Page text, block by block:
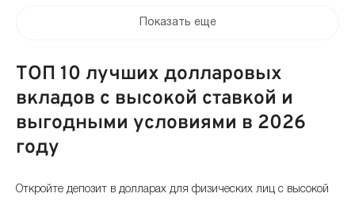
Показать еще
ТОП 10 лучших долларовых
вкладов с высокой ставкой и
выгодными условиями в 2026
году
Откройте депозит в долларах для физических лиц с высокой